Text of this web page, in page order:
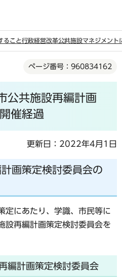
ること行政経営改革公共施設マネジメント
ページ番号：960834162
共施設再編計画
催経過
更新日：2022年4月1日
画策定検討委員会の
定にあたり、学識、市民等に
設再編計画策定検討委員会を
編計画策定検討委員会